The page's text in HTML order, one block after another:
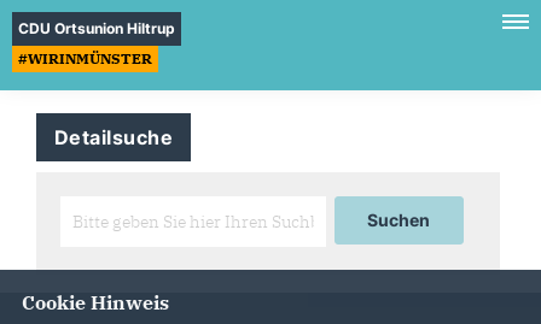
CDU Ortsunion Hiltrup
#WIRINMÜNSTER
Detailsuche
Cookie Hinweis